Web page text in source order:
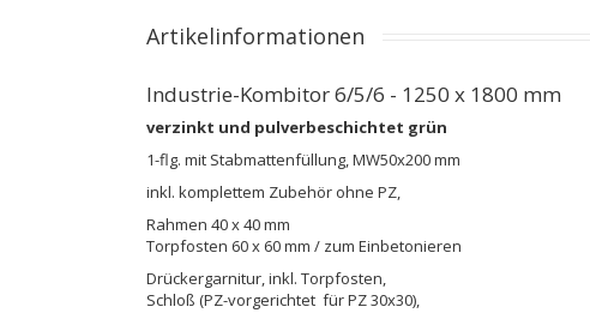
Artikelinformationen
Industrie-Kombitor 6/5/6 - 1250 x 1800 mm
verzinkt und pulverbeschichtet grün
1-flg. mit Stabmattenfüllung, MW50x200 mm
inkl. komplettem Zubehör ohne PZ,
Rahmen 40 x 40 mm
Torpfosten 60 x 60 mm / zum Einbetonieren
Drückergarnitur, inkl. Torpfosten,
Schloß (PZ-vorgerichtet für PZ 30x30),